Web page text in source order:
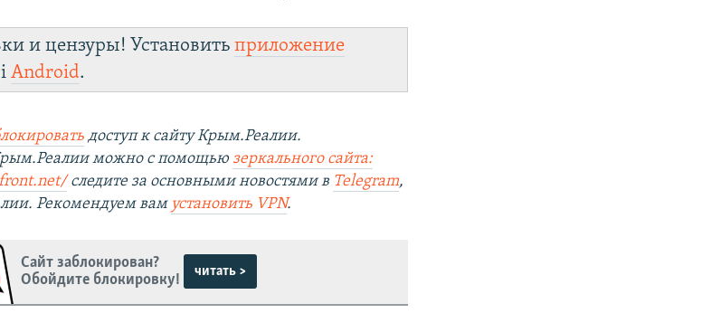
и цензуры! Установитьприложение
іAndroid.
доступ к сайту Крым.Реалии.
можно с помощьюзеркального сайта:
следите за основными новостями в Telegram,
Рекомендуем вам установить VPN.
Сайт заблокирован?
Обойдите блокировку!
читать >